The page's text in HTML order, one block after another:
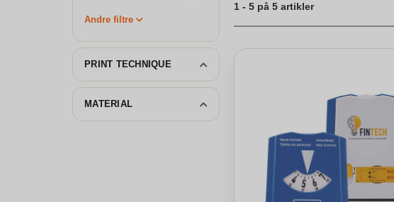
Andre filtre
PRINT TECHNIQUE
MATERIAL
1 - 5 på 5 artikler